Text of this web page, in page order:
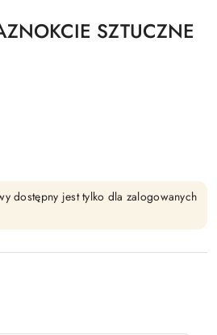
SZTUCZNE
dostępny jest tylko dla zalogowanych